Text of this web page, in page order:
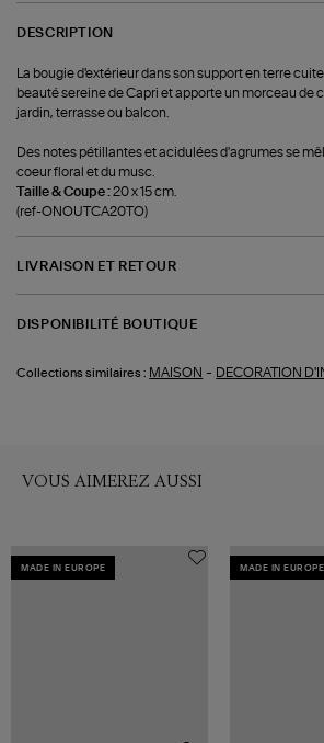
DESCRIPTION
La bougie d'extérieur dans son support en terre
beauté sereine de Capri et apporte un morceau de
jardin, terrasse ou balcon.
Des notes pétillantes et acidulées d'agrumes se
coeur floral et du musc.
Taille & Coupe :20 x 15 cm.
(ref-ONOUTCA20TO)
LIVRAISON ET RETOUR
DISPONIBILITÉ BOUTIQUE
Collections similaires : MAISON - DECORATION
VOUS AIMEREZ AUSSI
MADE IN EUROPE MADE IN EUROPE